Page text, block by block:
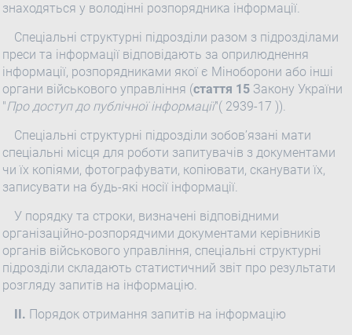
знаходяться у володінні розпорядника інформації.
Спеціальні структурні підрозділи разом з підрозділами
преси та інформації відповідають за оприлюднення
інформації, розпорядниками якої є Міноборони або інші
органи військового управління (стаття 15 Закону України
"Про доступ до публічної інформації"( 2939-17 )).
Спеціальні структурні підрозділи зобов’язані мати
спеціальні місця для роботи запитувачів з документами
чи їх копіями, фотографувати, копіювати, сканувати їх,
записувати на будь-які носії інформації.
У порядку та строки, визначені відповідними
організаційно-розпорядчими документами керівників
органів військового управління, спеціальні структурні
підрозділи складають статистичний звіт про результати
розгляду запитів на інформацію.
II. Порядок отримання запитів на інформацію